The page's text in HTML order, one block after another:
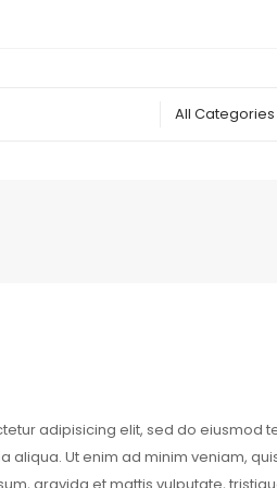
All Categories
adipisicing elit, sed do eiusmod
Ut enim ad minim veniam,
gravida et mattis vulputate,